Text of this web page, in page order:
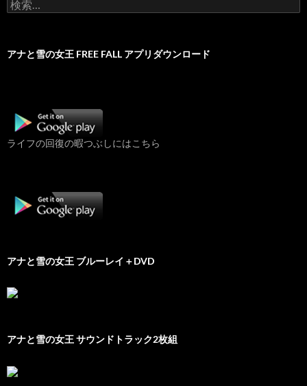
索:
アナと雪の女王 FREE FALL アプリダウンロード
ライフの回復の暇つぶしにはこちら
アナと雪の女王 ブルーレイ＋DVD
アナと雪の女王 サウンドトラック2枚組